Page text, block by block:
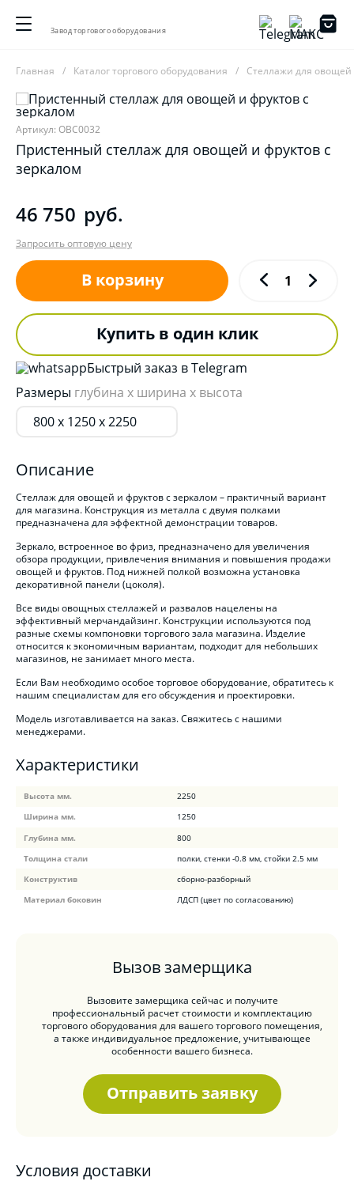
Завод торгового оборудования
Главная Каталог торгового оборудования Стеллажи для овощей
Артикул: ОВС0032
Пристенный стеллаж для овощей и фруктов с
зеркалом
46 750 руб.
Запросить оптовую цену
В корзину
Купить в один клик
Быстрый заказ в Telegram
Размеры глубина x ширина x высота
800 x 1250 x 2250
Описание
Стеллаж для овощей и фруктов с зеркалом – практичный вариант
для магазина. Конструкция из металла с двумя полками
предназначена для эффектной демонстрации товаров.
Зеркало, встроенное во фриз, предназначено для увеличения
обзора продукции, привлечения внимания и повышения продажи
овощей и фруктов. Под нижней полкой возможна установка
декоративной панели (цоколя).
Все виды овощных стеллажей и развалов нацелены на
эффективный мерчандайзинг. Конструкции используются под
разные схемы компоновки торгового зала магазина. Изделие
относится к экономичным вариантам, подходит для небольших
магазинов, не занимает много места.
Если Вам необходимо особое торговое оборудование, обратитесь к
нашим специалистам для его обсуждения и проектировки.
Модель изготавливается на заказ. Свяжитесь с нашими
менеджерами.
Характеристики
Высота мм.
2250
Ширина мм.
1250
Глубина мм.
800
Толщина стали
полки, стенки -0.8 мм, стойки 2.5 мм
Конструктив
сборно-разборный
Материал боковин
ЛДСП (цвет по согласованию)
Вызов замерщика
Вызовите замерщика сейчас и получите
профессиональный расчет стоимости и комплектацию
торгового оборудования для вашего торгового помещения,
а также индивидуальное предложение, учитывающее
особенности вашего бизнеса.
Отправить заявку
Условия доставки